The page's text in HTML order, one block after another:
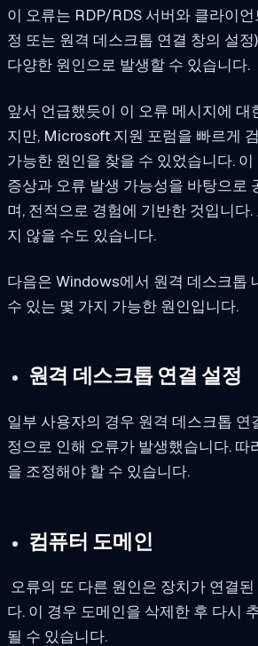
이 오류는 RDP/RDS 서버와 클라이
정 또는 원격 데스크톱 연결 창의 설
다양한 원인으로 발생할 수 있습니다.
앞서 언급했듯이 이 오류 메시지에 대
지만, Microsoft 지원 포럼을 빠르게
가능한 원인을 찾을 수 있었습니다.
증상과 오류 발생 가능성을 바탕으로
며, 전적으로 경험에 기반한 것입니다
지 않을 수도 있습니다.
다음은 Windows에서 원격 데스크톱
수 있는 몇 가지 가능한 원인입니다.
원격 데스크톱 연결 설정
일부 사용자의 경우 원격 데스크톱 연
정으로 인해 오류가 발생했습니다. 따
을 조정해야 할 수 있습니다.
컴퓨터 도메인
오류의 또 다른 원인은 장치가 연결
다. 이 경우 도메인을 삭제한 후 다시
될 수 있습니다.